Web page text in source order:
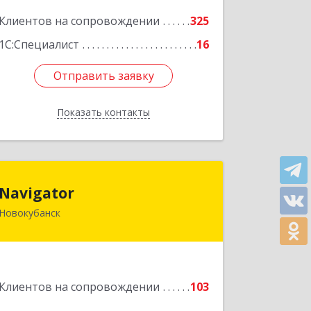
Клиентов на сопровождении
325
1С:Специалист
16
Отправить заявку
Показать контакты
Подробнее
Отправить заявку
Назад
Navigator
Новокубанск
Клиентов на сопровождении 103
352240, Краснодарский край,